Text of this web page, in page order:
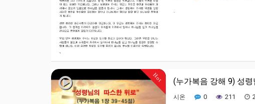
.
Hot (누가복음 강해 9) 성
시온 0 211